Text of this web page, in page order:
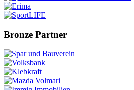
Bronze Partner